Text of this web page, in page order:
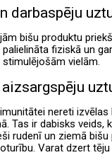
darbaspēju
bišu produktu
palielināta fiziskā un
vielām.
nereti
Tas ir dabisks veids,
rudenī un ziemā
Varat dzert